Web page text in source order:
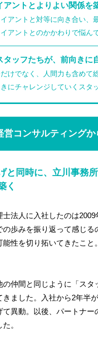
アントとよりよい関係を
アントと対等に向き合い、
アントとのかかわりで悩ん
タッフたちが、前向き
けでなく、人間力も含めて
にチャレンジしていくスタ
営コンサルティング
と同時に、立川事務
く
士法人に入社したのは
の歩みを振り返って感じ
能性を切り拓いてきたこ
の仲間と同じように「ス
きました。入社から2年半
て異動。以後、パートナ
。